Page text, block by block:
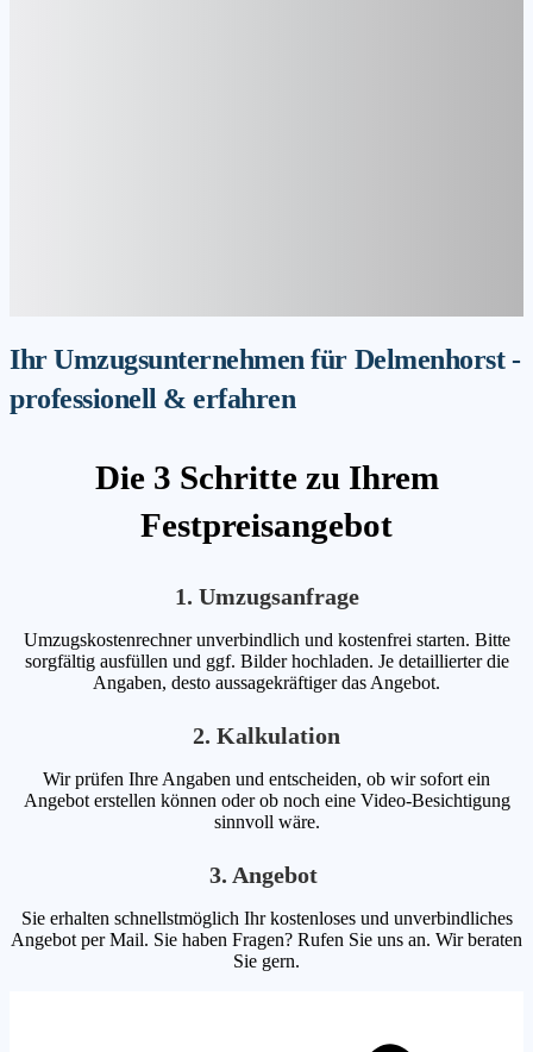
Ihr Umzugsunternehmen für Delmenhorst -
professionell & erfahren
Die 3 Schritte zu Ihrem
Festpreisangebot
1. Umzugsanfrage
Umzugskostenrechner unverbindlich und kostenfrei starten. Bitte
sorgfältig ausfüllen und ggf. Bilder hochladen. Je detaillierter die
Angaben, desto aussagekräftiger das Angebot.
2. Kalkulation
Wir prüfen Ihre Angaben und entscheiden, ob wir sofort ein
Angebot erstellen können oder ob noch eine Video-Besichtigung
sinnvoll wäre.
3. Angebot
Sie erhalten schnellstmöglich Ihr kostenloses und unverbindliches
Angebot per Mail. Sie haben Fragen? Rufen Sie uns an. Wir beraten
Sie gern.